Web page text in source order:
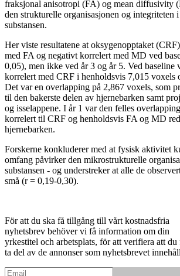
fraksjonal anisotropi (FA) og mean diffusivity
den strukturelle organisasjonen og integriteten
substansen.
Her viste resultatene at oksygenopptaket
med FA og negativt korrelert med MD ved
0,05), men ikke ved år 3 og år 5. Ved baseline
korrelert med CRF i henholdsvis 7,015 voxels
Det var en overlapping på 2,867 voxels, som
til den bakerste delen av hjernebarken samt
og isselappene. I år 1 var den felles
korrelert til CRF og henholdsvis FA og MD
hjernebarken.
Forskerne konkluderer med at fysisk aktivitet
omfang påvirker den mikrostrukturelle
substansen - og understreker at alle de
små (r = 0,19-0,30).
För att du ska få tillgång till vårt kostnadsfria
nyhetsbrev behöver vi få information om din
yrkestitel och arbetsplats, för att verifiera att du
ta del av de annonser som nyhetsbrevet